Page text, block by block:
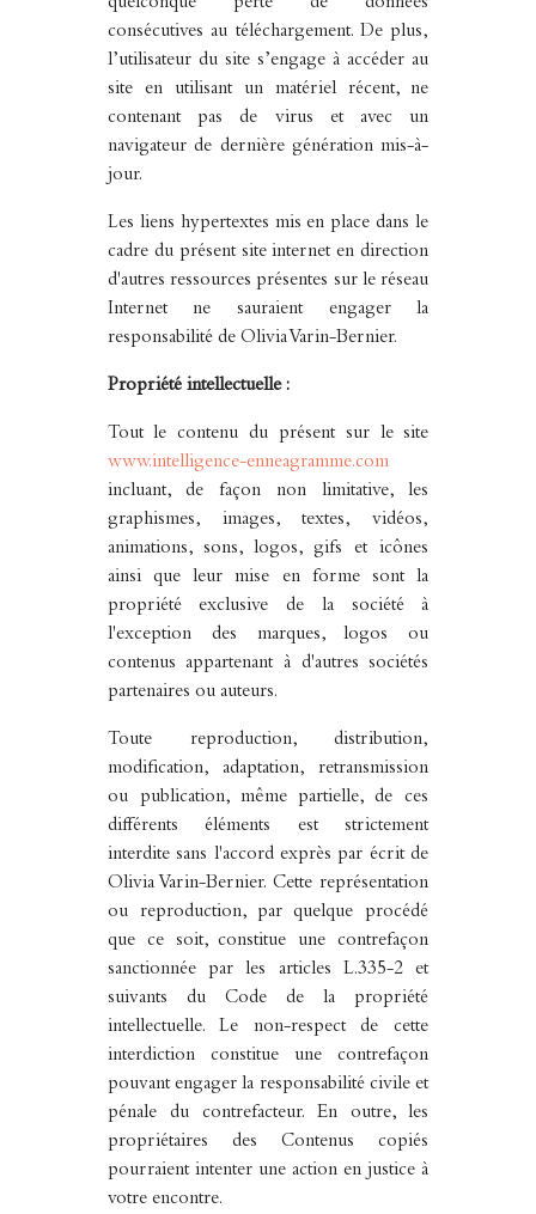
consécutives au téléchargement. De plus,
l’utilisateur du site s’engage à accéder au
site en utilisant un matériel récent, ne
contenant pas de virus et avec un
navigateur de dernière génération mis-à-
jour.
Les liens hypertextes mis en place dans le
cadre du présent site internet en direction
d'autres ressources présentes sur le réseau
Internet ne sauraient engager la
responsabilité de Olivia Varin-Bernier.
Propriété intellectuelle :
Tout le contenu du présent sur le site
www.intelligence-enneagramme.com
incluant, de façon non limitative, les
graphismes, images, textes, vidéos,
animations, sons, logos, gifs et icônes
ainsi que leur mise en forme sont la
propriété exclusive de la société à
l'exception des marques, logos ou
contenus appartenant à d'autres sociétés
partenaires ou auteurs.
Toute reproduction, distribution,
modification, adaptation, retransmission
ou publication, même partielle, de ces
différents éléments est strictement
interdite sans l'accord exprès par écrit de
Olivia Varin-Bernier. Cette représentation
ou reproduction, par quelque procédé
que ce soit, constitue une contrefaçon
sanctionnée par les articles L.335-2 et
suivants du Code de la propriété
intellectuelle. Le non-respect de cette
interdiction constitue une contrefaçon
pouvant engager la responsabilité civile et
pénale du contrefacteur. En outre, les
propriétaires des Contenus copiés
pourraient intenter une action en justice à
votre encontre.